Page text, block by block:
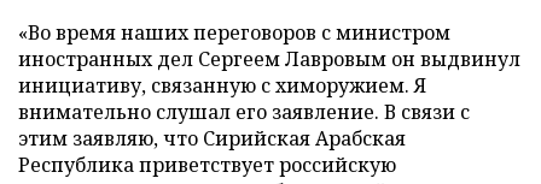
«Во время наших переговоров с министром
иностранных дел Сергеем Лавровым он выдвинул
инициативу, связанную с химоружием. Я
внимательно слушал его заявление. В связи с
этим заявляю, что Сирийская Арабская
Республика приветствует российскую